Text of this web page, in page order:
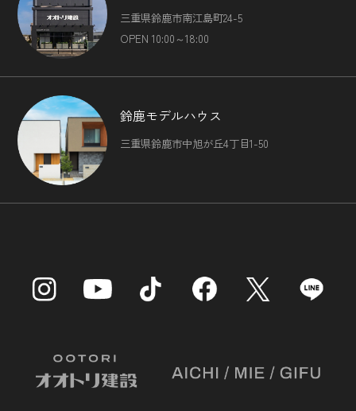
三重県鈴鹿市南江島町24-5
OPEN 10:00～18:00
鈴鹿モデルハウス
三重県鈴鹿市中旭が丘4丁目1-50